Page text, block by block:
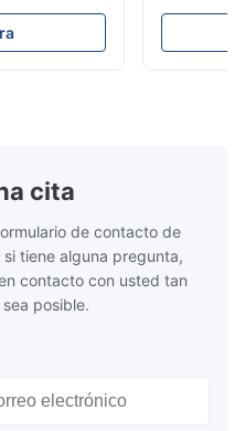
horizontal
Flange:
ensayo de
cita
de contacto de
tiene alguna pregunta,
contacto con usted tan
posible.